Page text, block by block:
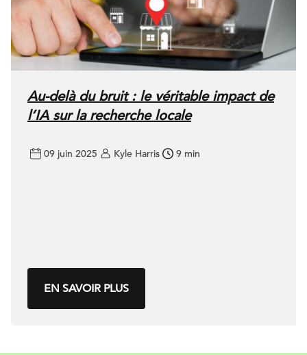
Au-delà du bruit : le véritable impact de
l’IA sur la recherche locale
09 juin 2025 Kyle Harris 9 min
EN SAVOIR PLUS